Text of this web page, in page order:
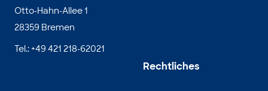
Otto-Hahn-Allee 1
28359 Bremen
Tel.: +49 421 218-62021
Rechtliches